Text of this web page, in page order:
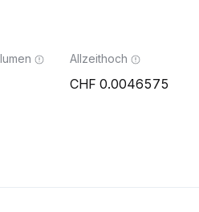
Allzeithoch
0.0046575